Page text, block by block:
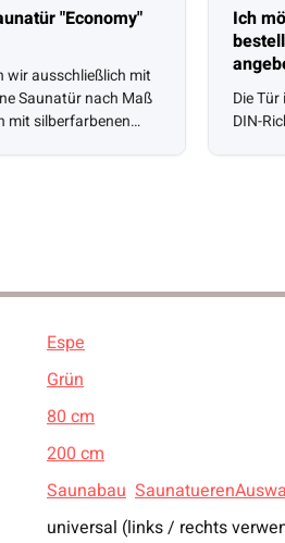
"Economy"
wir ausschließlich mit
Saunatür nach Maß
mit silberfarbenen
Ich
Die
DIN-
Espe
Grün
80 cm
200 cm
Saunabau
universal (links / rechts